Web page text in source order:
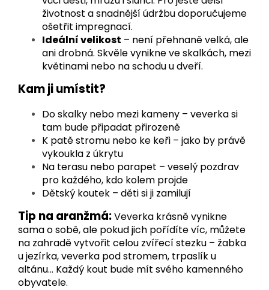
životnost a snadnější údržbu doporučujeme
ošetřit impregnací.
Ideální velikost – není přehnaně velká, ale
ani drobná. Skvěle vynikne ve skalkách, mezi
květinami nebo na schodu u dveří.
Kam ji umístit?
Do skalky nebo mezi kameny – veverka si
tam bude připadat přirozeně
K patě stromu nebo ke keři – jako by právě
vykoukla z úkrytu
Na terasu nebo parapet – veselý pozdrav
pro každého, kdo kolem projde
Dětský koutek – děti si ji zamilují
Tip na aranžmá:Veverka krásně vynikne
sama o sobě, ale pokud jich pořídíte víc, můžete
na zahradě vytvořit celou zvířecí stezku – žabka
u jezírka, veverka pod stromem, trpaslík u
altánu… Každý kout bude mít svého kamenného
obyvatele.